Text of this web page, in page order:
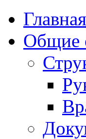
Главная
Общие